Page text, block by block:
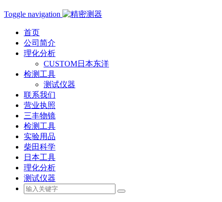
Toggle navigation
首页
公司简介
理化分析
CUSTOM日本东洋
检测工具
测试仪器
联系我们
营业执照
三丰物镜
检测工具
实验用品
柴田科学
日本工具
理化分析
测试仪器